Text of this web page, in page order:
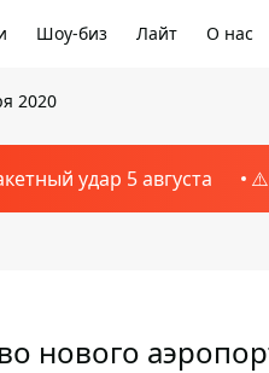
Шоу-биз Лайт О нас
2020
удар 5 августа ⚠️
нового